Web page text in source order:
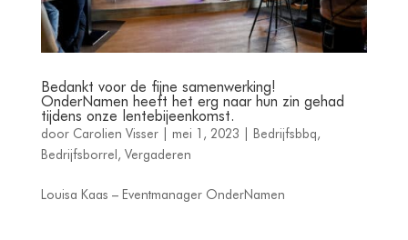
Bedankt voor de fijne samenwerking!
OnderNamen heeft het erg naar hun zin gehad
tijdens onze lentebijeenkomst.
door Carolien Visser| mei 1, 2023 Bedrijfsbbq,
Bedrijfsborrel, Vergaderen
Louisa Kaas – Eventmanager OnderNamen